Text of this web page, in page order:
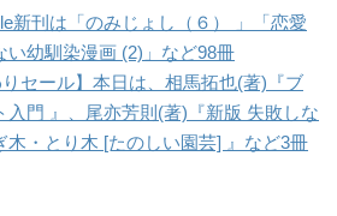
新刊は「のみじょし（６） 」「恋愛
い幼馴染漫画 (2)」など98冊
りセール】本日は、相馬拓也(著)『ブ
入門 』、尾亦芳則(著)『新版 失敗しな
木・とり木 [たのしい園芸] 』など3冊